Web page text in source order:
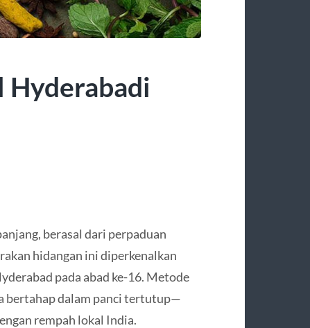
Hyderabadi
berasal dari perpaduan
hidangan ini diperkenalkan
pada abad ke-16. Metode
bertahap dalam panci tertutup—
rempah lokal India.